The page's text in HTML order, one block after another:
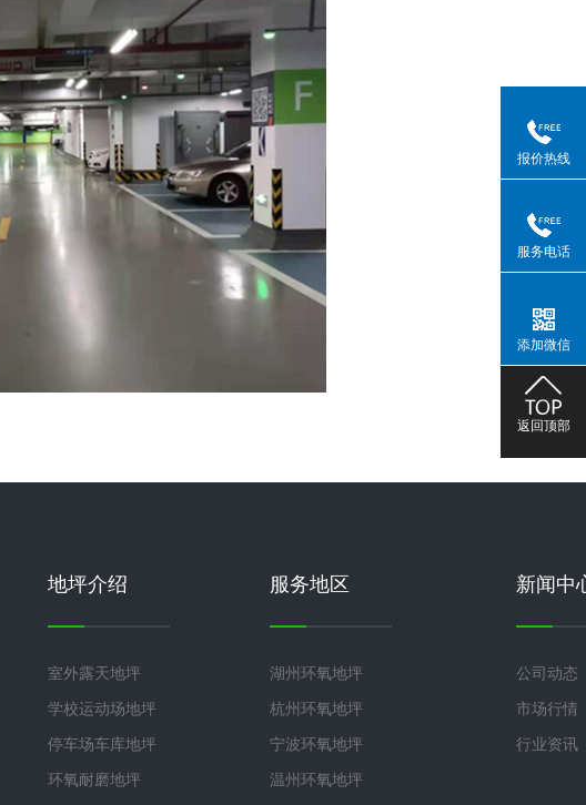
地坪介绍
室外露天地坪
学校运动场地坪
停车场车库地坪
环氧耐磨地坪
服务地区
湖州环氧地坪
杭州环氧地坪
宁波环氧地坪
温州环氧地坪
新闻中
公司动态
市场行情
行业资讯
报价热线
服务电话
添加微信
返回顶部